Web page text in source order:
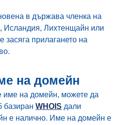
в държава членка на
Исландия, Лихтенщайн или
засяга прилагането на
на домейн
име на домейн, можете да
базиран WHOIS дали
е налично. Име на домейн е